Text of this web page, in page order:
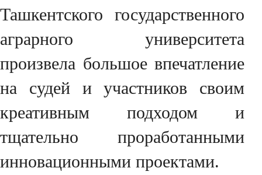
Ташкентского государственного
аграрного университета
произвела большое впечатление
на судей и участников своим
креативным подходом и
тщательно проработанными
инновационными проектами.